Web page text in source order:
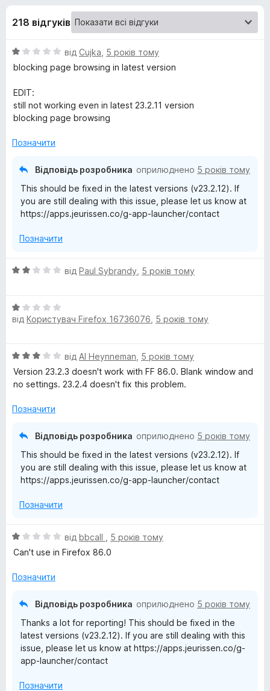
r
e
o
x
д
л
G
A
p
p
L
a
u
n
c
h
e
r
(
G
o
o
g
l
e
™
218 відгуків
О
ц
н
к
а
з
від Cujka 5 років тому
blocking page browsing in latest version
EDIT:
still not working even in latest 23.2.11 version
blocking page browsing
Позначити
Відповідь розробника оприлюднено 5 років тому
This should be fixed in the latest versions (v23.2.12). If
you are still dealing with this issue, please let us know at
https://apps.jeurissen.co/g-app-launcher/contact
Позначити
О
н
к
з
5
від Paul Sybrandy 5 років тому
О
ц
к
а
1
5
від Користувач Firefox 16736076 5 років тому
О
ц
к
від Al Heynneman 5 років тому
Version 23.2.3 doesn't work with FF 86.0. Blank window and
no settings. 23.2.4 doesn't fix this problem.
Позначити
Відповідь розробника оприлюднено 5 років тому
This should be fixed in the latest versions (v23.2.12). If
you are still dealing with this issue, please let us know at
https://apps.jeurissen.co/g-app-launcher/contact
Позначити
О
ц
н
від bbcall
5 років тому
Can't use in Firefox 86.0
Позначити
Відповідь розробника оприлюднено 5 років тому
Thanks a lot for reporting! This should be fixed in the
latest versions (v23.2.12). If you are still dealing with this
issue, please let us know at https://apps.jeurissen.co/g-
app-launcher/contact
Позначити